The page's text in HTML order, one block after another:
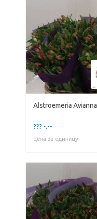
Alstroemeria Avianna
??? -,--
цена за единицу